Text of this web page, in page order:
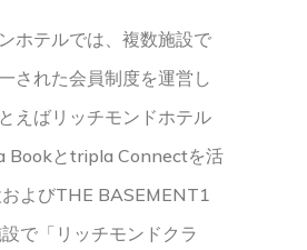
ホテルでは、複数施設で
された会員制度を運営し
えばリッチモンドホテル
Bookとtripla Connectを活
よびTHE BASEMENT1
で「リッチモンドクラ